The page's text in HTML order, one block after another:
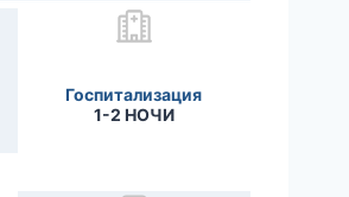
Госпитализация
1-2 НОЧИ